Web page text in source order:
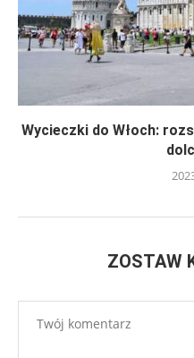
Wycieczki do Włoch:
ZOSTAW